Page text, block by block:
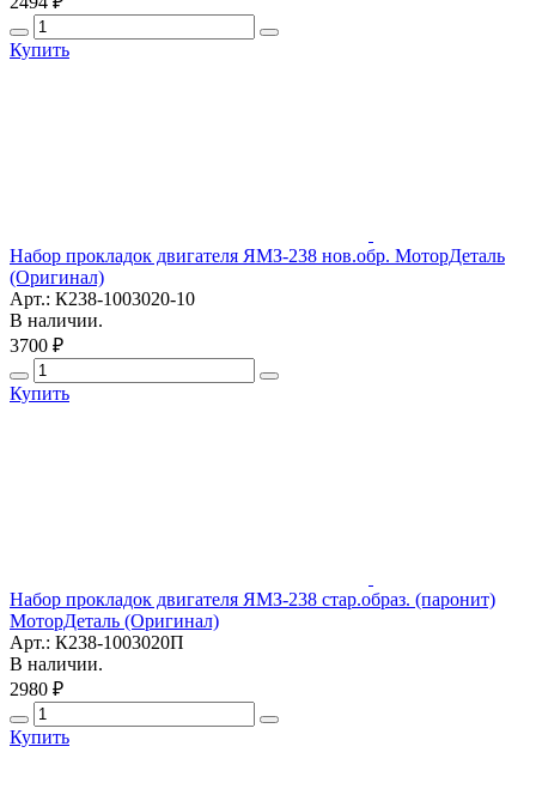
Купить
Набор прокладок двигателя ЯМЗ-238 нов.обр. МоторДеталь
(Оригинал)
Арт.: К238-1003020-10
В наличии.
3700 ₽
Купить
Набор прокладок двигателя ЯМЗ-238 стар.образ. (паронит)
МоторДеталь (Оригинал)
Арт.: К238-1003020П
В наличии.
2980 ₽
Купить